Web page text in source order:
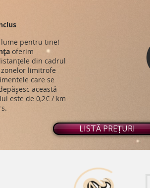
pentru tine!
oferim
din cadrul
limitrofe
care se
această
este de 0,2€ / km
LISTĂ PREȚURI